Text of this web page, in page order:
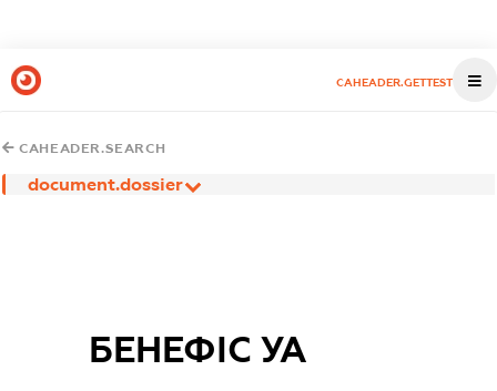
CAHEADER.GETTEST
CAHEADER.SEARCH
document.dossier
БЕНЕФІС УА